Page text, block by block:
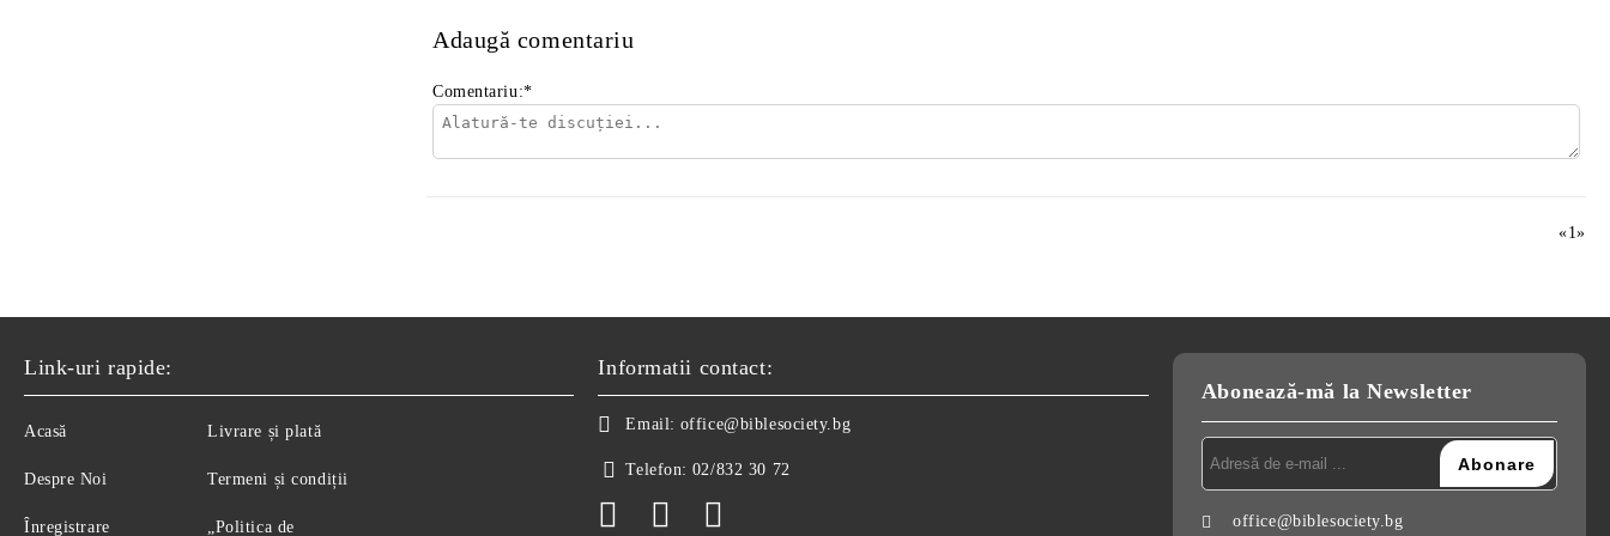
Adaugă comentariu
Comentariu:*
«1»
Link-uri rapide:
Acasă
Despre Noi
Înregistrare
Livrare și plată
Termeni și condiții
„Politica de
Informatii contact:
Email: office@biblesociety.bg
Telefon: 02/832 30 72
Abonează-mă la Newsletter
office@biblesociety.bg